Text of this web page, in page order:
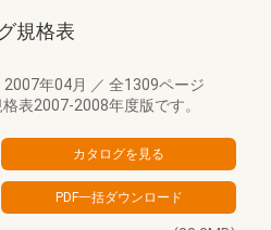
規格表
2007年04月 ／ 全1309ページ
表2007-2008年度版です。